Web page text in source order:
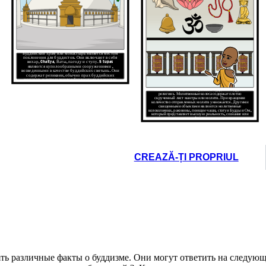
1) All life involves suffering; 2)
3) People can end their suffering
4) Following the Eightfold
reach Nirvana.
Речь
Взаимодействие с другими людьми
Мала - это четки, используемые в буддизме и других
религиях. Молитвенные колеса содержат плотно
скрученный лист мантры или молитв. При вращении
количество отправленных молитв умножается. Другими
священными объектами являются молитвенные
колокольчики, раковины, поющие чаши, статуи Будды и Ом,
который представляет высшую реальность, сознание или
Атман.
Взаимодействие с другими людьми
Буддийский храм или монастырь является местом
поклонения для буддистов. Они включаютвсебя
вихар, Chaitya, Ваты, пагоду и ступу.S tupas
являютсякуполообразными сооружениями,
возведеннымивкачестве буддийских святынь. Они
содержатреликвии, обычно прах буддийских
монахов, и используются буддистами в качестве
места для медитации.
CREAZĂ-ȚI PROPRIUL
различные факты о буддизме. Они могут ответить на